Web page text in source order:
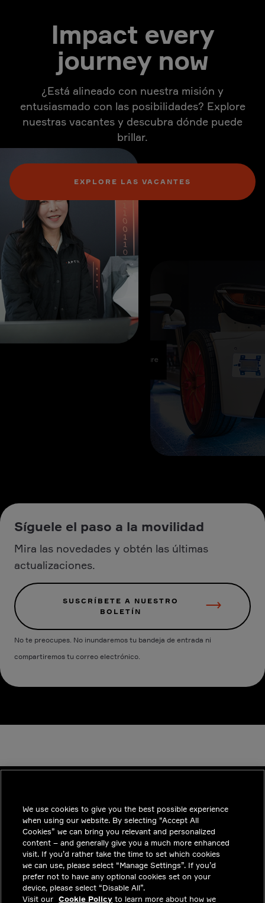
Impact every
journey now
¿Está alineado con nuestra misión y
entusiasmado con las posibilidades? Explore
nuestras vacantes y descubra dónde puede
brillar.
EXPLORE LAS VACANTES
Síguele el paso a la movilidad
Mira las novedades y obtén las últimas
actualizaciones.
SUSCRÍBETE A NUESTRO
BOLETÍN
No te preocupes. No inundaremos tu bandeja de entrada ni
compartiremos tu correo electrónico.
INDUSTRIES
TENDENCIAS
SOLUCIONES
CARRERAS
INVERSIONISTAS
We use cookies to give you the best possible experience
when using our website. By selecting “Accept All
Cookies” we can bring you relevant and personalized
content – and generally give you a much more enhanced
visit. If you’d rather take the time to set which cookies
we can use, please select “Manage Settings”. If you’d
prefer not to have any optional cookies set on your
device, please select “Disable All”.
Visit our Cookie Policy to learn more about how we